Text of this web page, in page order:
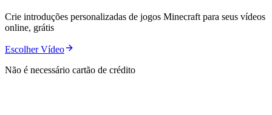
Crie introduções personalizadas de jogos Minecraft para seus vídeos
online, grátis
Escolher Vídeo
Não é necessário cartão de crédito